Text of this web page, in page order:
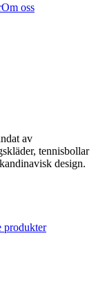
Om oss
av
tennisbollar
design.
produkter